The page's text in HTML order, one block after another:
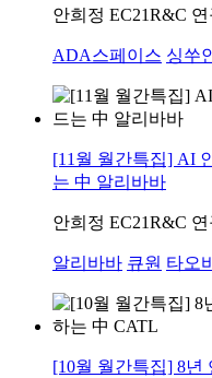
안희정 EC21R&C 연
ADA스페이스 싱쑤
[11월 월간특집] AI
는 中 알리바바
안희정 EC21R&C 연
알리바바 큐원 타오
[10월 월간특집] 8년